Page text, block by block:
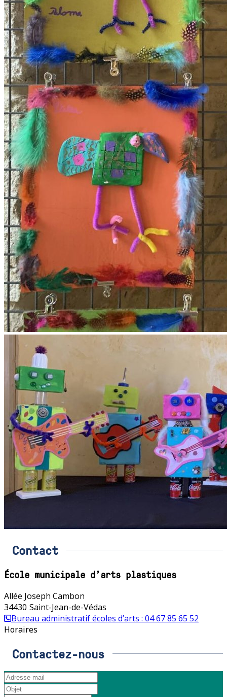
Contact
École municipale d'arts plastiques
Allée Joseph Cambon
34430 Saint-Jean-de-Védas
Bureau administratif écoles d’arts : 04 67 85 65 52
Horaires
Contactez-nous